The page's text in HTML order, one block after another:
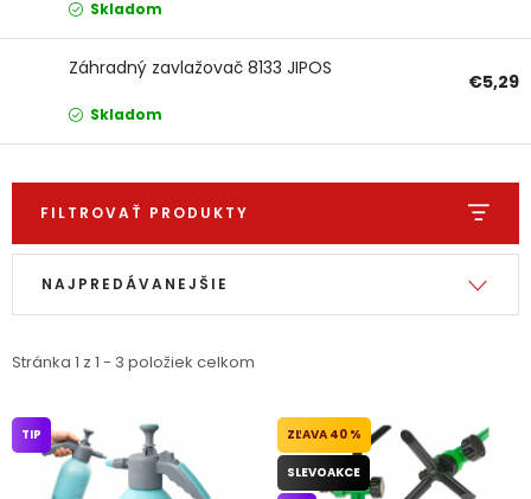
Ochranné pracovné pomôcky
Značky
Servis náradia Hodnotenie obchodu
Doprava a platba Váš zákaznícky účet
Kontakty
Skladom
Záhradný zavlažovač 8133 JIPOS
€5,29
Skladom
FILTROVAŤ PRODUKTY
Výpis produktov
Stránka 1 z 1 - 3 položiek celkom
Radenie produktov
NAJPREDÁVANEJŠIE
TIP 40 %
SLEVOAKCE